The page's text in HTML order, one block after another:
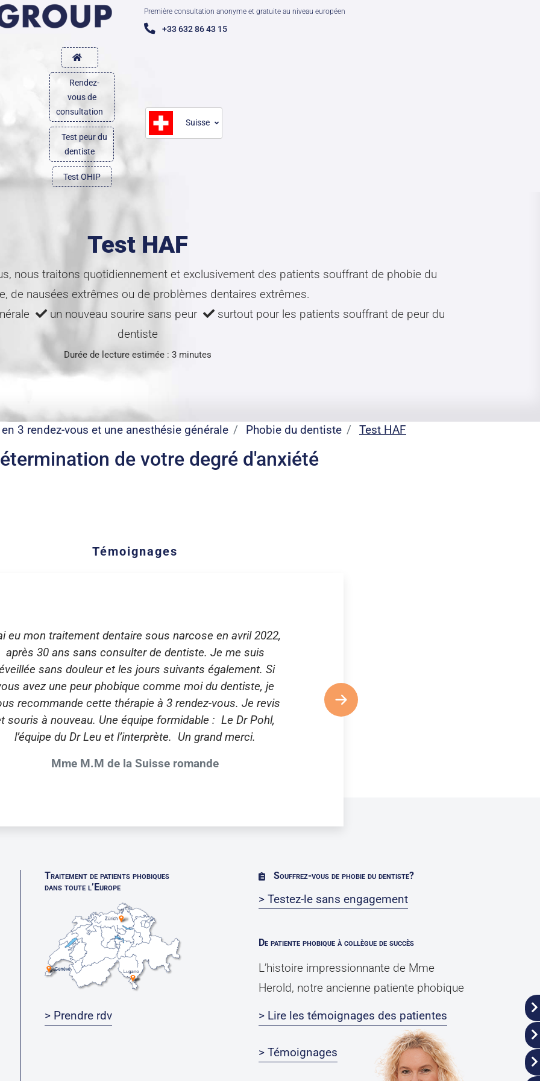
Première consultation anonyme et gratuite au niveau européen
+33 632 86 43 15
Rendez-
vous de
consultation
Test peur du
dentiste
Test OHIP
Suisse
Test HAF
nous traitons quotidiennement et exclusivement des patients souffrant de phobie du
de nausées extrêmes ou de problèmes dentaires extrêmes.
un nouveau sourire sans peur
surtout pour les patients souffrant de peur du
dentiste
Durée de lecture estimée : 3 minutes
3 rendez-vous et une anesthésie générale Phobie du dentiste Test HAF
de votre degré d'anxiété
Témoignages
eu mon traitement dentaire sous narcose en avril 2022,
après 30 ans sans consulter de dentiste. Je me suis
sans douleur et les jours suivants également. Si
avez une peur phobique comme moi du dentiste, je
recommande cette thérapie à 3 rendez-vous. Je revis
souris à nouveau. Une équipe formidable : Le Dr Pohl,
l’équipe du Dr Leu et l’interprète. Un grand merci.
Mme M.M de la Suisse romande
Traitement de patients phobiques
dans toute l’Europe
> Prendre rdv
Souffrez-vous de phobie du dentiste?
> Testez-le sans engagement
De patiente phobique à collègue de succès
L’histoire impressionnante de Mme
Herold, notre ancienne patiente phobique
> Lire les témoignages des patientes
> Témoignages